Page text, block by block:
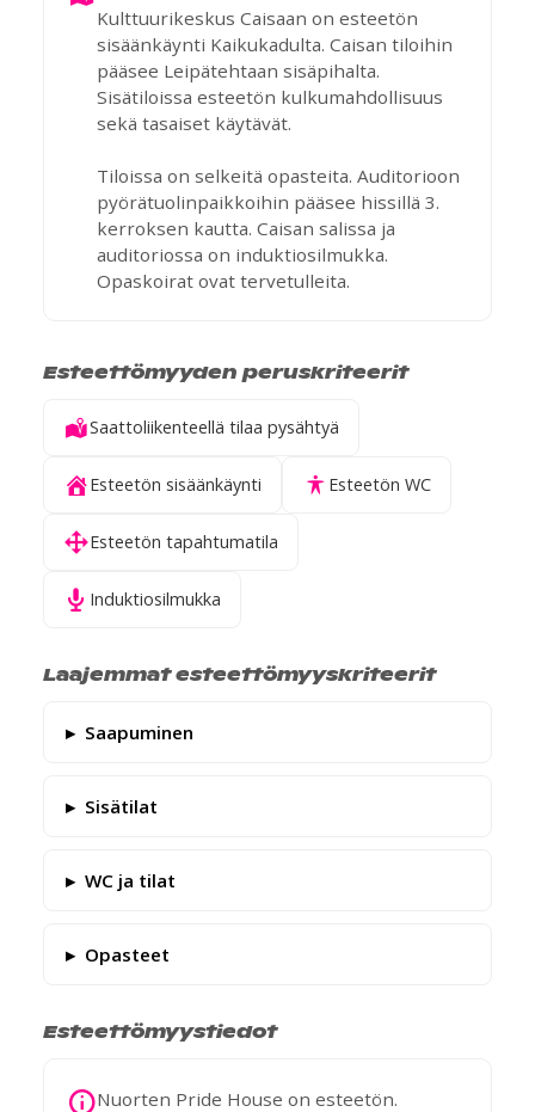
Kulttuurikeskus Caisaan on esteetön
sisäänkäynti Kaikukadulta. Caisan tiloihin
pääsee Leipätehtaan sisäpihalta.
Sisätiloissa esteetön kulkumahdollisuus
sekä tasaiset käytävät.
Tiloissa on selkeitä opasteita. Auditorioon
pyörätuolinpaikkoihin pääsee hissillä 3.
kerroksen kautta. Caisan salissa ja
auditoriossa on induktiosilmukka.
Opaskoirat ovat tervetulleita.
Esteettömyyden peruskriteerit
Saattoliikenteellä tilaa pysähtyä
Esteetön sisäänkäynti Esteetön WC
Esteetön tapahtumatila
Induktiosilmukka
Laajemmat esteettömyyskriteerit
Saapuminen
Sisätilat
WC ja tilat
Opasteet
Esteettömyystiedot
Nuorten Pride House on esteetön.